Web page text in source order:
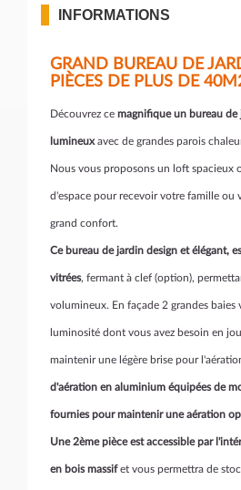
INFORMATIONS
GRAND BUREAU DE
PIÈCES DE PLUS DE
Découvrez ce magnifique un bureau
lumineuxavec de grandes parois
Nous vous proposons un loft spacieux
d'espace pour recevoir votre famille ou
grand confort.
Ce bureau de jardin design et élégant,
vitrées, fermant à clef (option),
volumineux. En façade 2 grandes
luminosité dont vous avez besoin en
maintenir une légère brise pour
d'aération en aluminium équipées de
fournies pour maintenir une aération
Une 2ème pièce est accessible par
en bois massifet vous permettra de